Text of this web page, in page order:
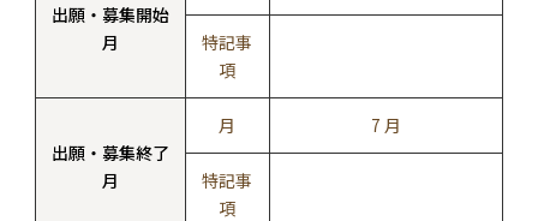
出願・募集開始
月
特記事
項
出願・募集終了
月
月 7 月
特記事
項